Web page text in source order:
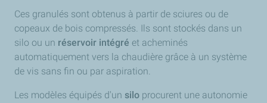
Ces granulés sont obtenus à partir de sciures ou de
copeaux de bois compressés. Ils sont stockés dans un
silo ou un réservoir intégré et acheminés
automatiquement vers la chaudière grâce à un système
de vis sans fin ou par aspiration.
Les modèles équipés d'un silo procurent une autonomie